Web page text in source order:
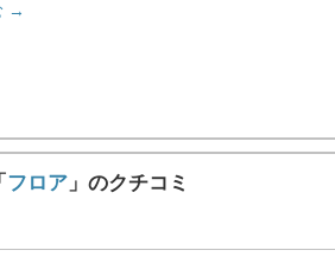
→
フロア 」のクチコミ